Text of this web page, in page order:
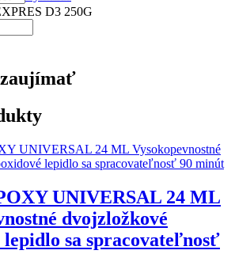
D3 250G
UNIVERSAL 24 ML
dvojzložkové
lepidlo sa spracovateľnosť